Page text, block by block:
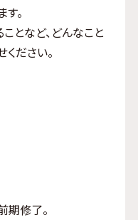
。
となど、どんなこと
ださい。
期修了。